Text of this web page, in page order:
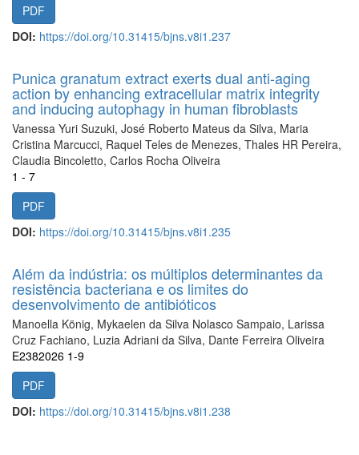
PDF
DOI: https://doi.org/10.31415/bjns.v8i1.237
Punica granatum extract exerts dual anti-aging
action by enhancing extracellular matrix integrity
and inducing autophagy in human fibroblasts
Vanessa Yuri Suzuki, José Roberto Mateus da Silva, Maria
Cristina Marcucci, Raquel Teles de Menezes, Thales HR Pereira,
Claudia Bincoletto, Carlos Rocha Oliveira
1 - 7
PDF
DOI: https://doi.org/10.31415/bjns.v8i1.235
Além da indústria: os múltiplos determinantes da
resistência bacteriana e os limites do
desenvolvimento de antibióticos
Manoella König, Mykaelen da Silva Nolasco Sampaio, Larissa
Cruz Fachiano, Luzia Adriani da Silva, Dante Ferreira Oliveira
E2382026 1-9
PDF
DOI: https://doi.org/10.31415/bjns.v8i1.238